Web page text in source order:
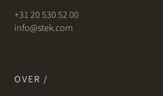
+31 20 530 52 00
info@stek.com
OVER /